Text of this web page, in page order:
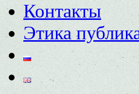
Контакты
Этика